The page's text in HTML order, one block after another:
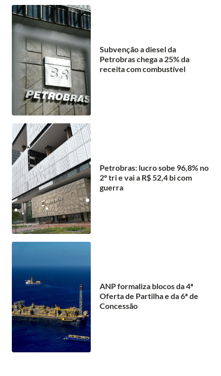
Subvenção a diesel da
Petrobras chega a 25% da
receita com combustível
Petrobras: lucro sobe 96,8% no
2º tri e vai a R$ 52,4 bi com
guerra
ANP formaliza blocos da 4ª
Oferta de Partilha e da 6ª de
Concessão